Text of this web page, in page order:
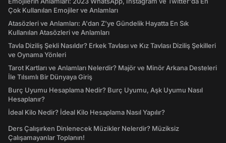
Çok Kullanılan Emojiler ve Anlamları
Atasözleri ve Anlamları: A'dan Z'ye Gündelik Hayatta En Sık
Kullanılan Atasözleri ve Anlamları
Tavla Diziliş Şekli Nasıldır? Erkek Tavlası ve Kız Tavlası Diziliş Şekilleri
ve Oynama Yönleri
Tarot Kartları ve Anlamları Nelerdir? Majör ve Minör Arkana Desteleri
İle Tılsımlı Bir Dünyaya Giriş
Burç Uyumu Hesaplama Nedir? Burç Uyumu, Aşk Uyumu Nasıl
Hesaplanır?
İdeal Kilo Nedir? İdeal Kilo Hesaplama Nasıl Yapılır?
Ders Çalışırken Dinlenecek Müzikler Nelerdir? Müziksiz
Çalışamayanlar Toplanın!